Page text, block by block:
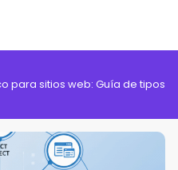
para sitios web: Guía de tipos